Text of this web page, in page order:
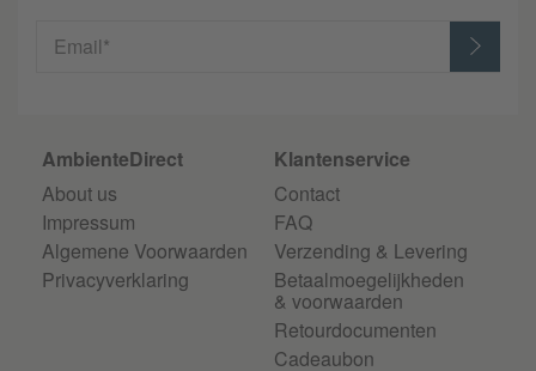
Email*
AmbienteDirect
About us
Impressum
Algemene Voorwaarden
Privacyverklaring
Klantenservice
Contact
FAQ
Verzending & Levering
Betaalmoegelijkheden
& voorwaarden
Retourdocumenten
Cadeaubon